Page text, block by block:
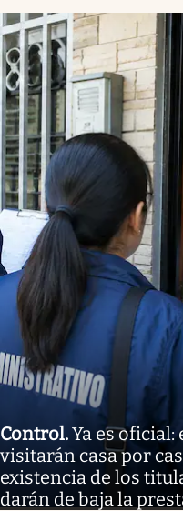
Control.Ya es
visitarán casa por
existencia de los
darán de baja la